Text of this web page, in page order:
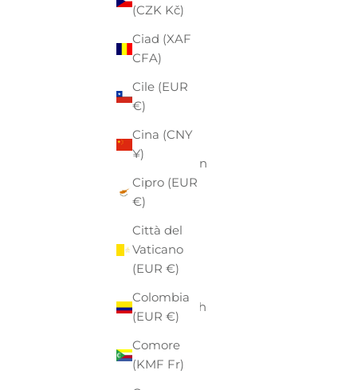
(CZK Kč)
Ciad (XAF
CFA)
Cile (EUR
€)
Cina (CNY
¥)
Cipro (EUR
€)
Città del
Vaticano
(EUR €)
Colombia
(EUR €)
Comore
(KMF Fr)
Aruba
(AWG ƒ)
Australia
(AUD $)
Austria
(EUR €)
Azerbaigian
(AZN ₼)
Bahamas
(BSD $)
Bahrein
(EUR €)
Bangladesh
(BDT ৳)
Barbados
(BBD $)